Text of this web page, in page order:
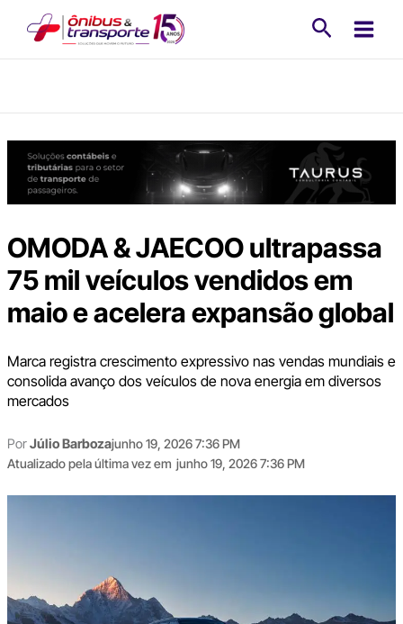
OMODA & JAECOO ultrapassa
75 mil veículos vendidos em
maio e acelera expansão global
Marca registra crescimento expressivo nas vendas mundiais e
consolida avanço dos veículos de nova energia em diversos
mercados
PorJúlio Barbozajunho 19, 2026 7:36 PM
Atualizado pela última vez em junho 19, 2026 7:36 PM